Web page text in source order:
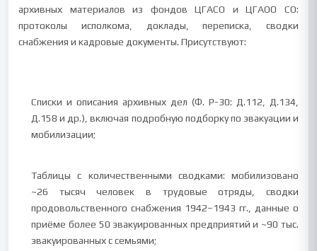
архивных материалов из фондов ЦГАСО и ЦГАОО СО:
протоколы исполкома, доклады, переписка, сводки
снабжения и кадровые документы. Присутствуют:
Списки и описания архивных дел (Ф. Р-30: Д.112, Д.134,
Д.158 и др.), включая подробную подборку по эвакуации и
мобилизации;
Таблицы с количественными сводками: мобилизовано
~26 тысяч человек в трудовые отряды, сводки
продовольственного снабжения 1942–1943 гг., данные о
приёме более 50 эвакуированных предприятий и ~90 тыс.
эвакуированных с семьями;